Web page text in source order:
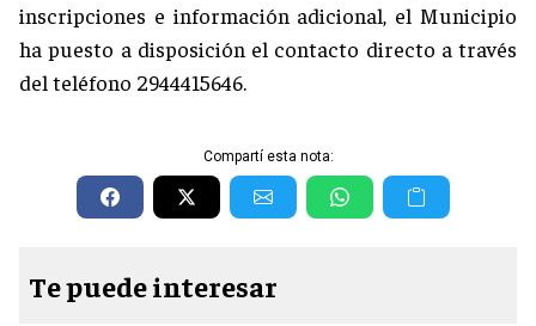
inscripciones e información adicional, el Municipio
ha puesto a disposición el contacto directo a través
del teléfono 2944415646.
Compartí esta nota:
Te puede interesar